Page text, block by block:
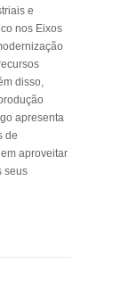
e
nos Eixos
disso,
apresenta
de
aproveitar
seus